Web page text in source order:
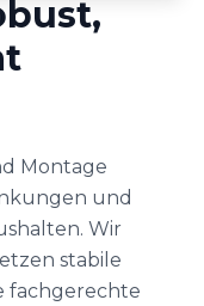
Montage
und
Wir
stabile
fachgerechte